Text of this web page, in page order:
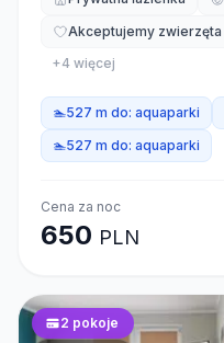
Akceptujemy zwierzęta
+4 więcej
🏊527 m do: aquaparki
🏊527 m do: aquaparki
Cena za noc
650 PLN
2 pokoje